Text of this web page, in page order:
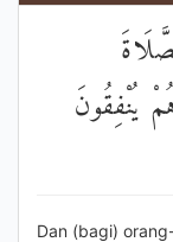
يُنْفِقُونَ
Dan (bagi)